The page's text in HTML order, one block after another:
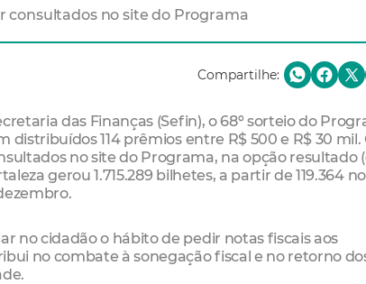
consultados no site do Programa
Compartilhe:
das Finanças (Sefin), o 68º sorteio do
distribuídos 114 prêmios entre R$ 500 e R$ 30 mil.
no site do Programa, na opção resultado (
gerou 1.715.289 bilhetes, a partir de 119.364
no cidadão o hábito de pedir notas fiscais aos
no combate à sonegação fiscal e no retorno